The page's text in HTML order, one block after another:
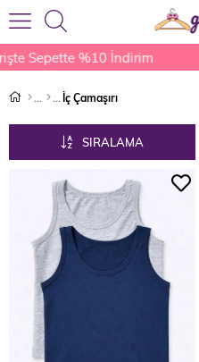
Sepette %10 İndirim
İç Çamaşırı
SIRALAMA